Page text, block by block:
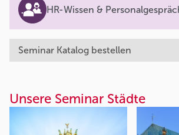
HR-Wissen &
Seminar Katalog bestellen
Unsere Seminar Städte